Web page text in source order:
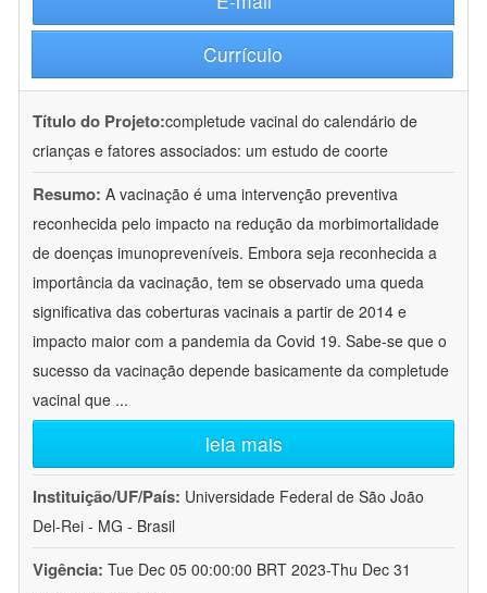
Currículo
Título do Projeto:completude vacinal do calendário de
crianças e fatores associados: um estudo de coorte
Resumo: A vacinação é uma intervenção preventiva
reconhecida pelo impacto na redução da morbimortalidade
de doenças imunopreveníveis. Embora seja reconhecida a
importância da vacinação, tem se observado uma queda
significativa das coberturas vacinais a partir de 2014 e
impacto maior com a pandemia da Covid 19. Sabe-se que o
sucesso da vacinação depende basicamente da completude
vacinal que ...
leia mais
Instituição/UF/País: Universidade Federal de São João
Del-Rei - MG - Brasil
Vigência: Tue Dec 05 00:00:00 BRT 2023-Thu Dec 31